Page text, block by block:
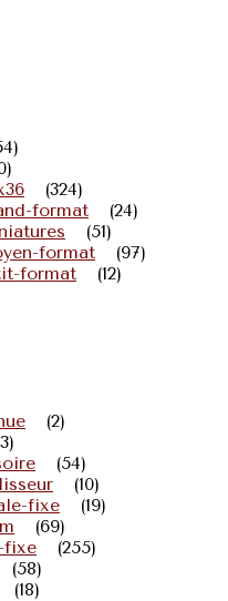
(324)
format
(24)
(51)
format
(97)
format
(12)
(2)
(54)
(10)
fixe
(19)
(69)
fixe
(255)
(58)
(18)